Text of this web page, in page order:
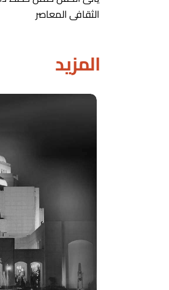
الثقافى المعاصر
المزيد